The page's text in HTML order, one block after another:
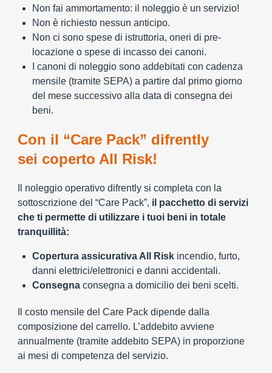
Non fai ammortamento: il noleggio è un servizio!
Non è richiesto nessun anticipo.
Non ci sono spese di istruttoria, oneri di pre-
locazione o spese di incasso dei canoni.
I canoni di noleggio sono addebitati con cadenza
mensile (tramite SEPA) a partire dal primo giorno
del mese successivo alla data di consegna dei
beni.
Con il “Care Pack” difrently
sei coperto All Risk!
Il noleggio operativo difrently si completa con la
sottoscrizione del “Care Pack”, il pacchetto di servizi
che ti permette di utilizzare i tuoi beni in totale
tranquillità:
Copertura assicurativa All Risk incendio, furto,
danni elettrici/elettronici e danni accidentali.
Consegna consegna a domicilio dei beni scelti.
Il costo mensile del Care Pack dipende dalla
composizione del carrello. L’addebito avviene
annualmente (tramite addebito SEPA) in proporzione
ai mesi di competenza del servizio.